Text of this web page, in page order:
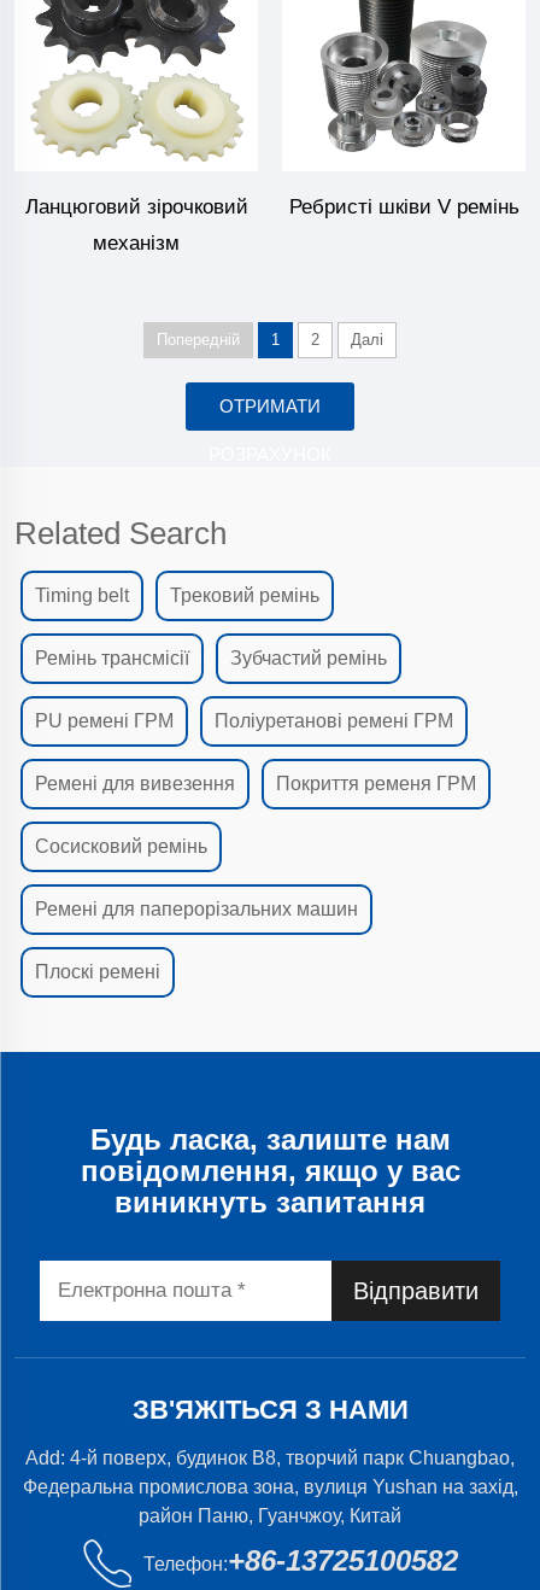
Ланцюговий зірочковий
механізм
Ребристі шківи V ремінь
Попередній 1 2 Далі
ОТРИМАТИ
Related Search
Timing belt Трековий ремінь
Ремінь трансмісії Зубчастий ремінь
PU ремені ГРМ Поліуретанові ремені ГРМ
Ремені для вивезення Покриття ременя ГРМ
Сосисковий ремінь
Ремені для паперорізальних машин
Плоскі ремені
Будь ласка, залиште нам
повідомлення, якщо у вас
виникнуть запитання
Відправити
ЗВ'ЯЖІТЬСЯ З НАМИ
Add: 4-й поверх, будинок B8, творчий парк Chuangbao,
Федеральна промислова зона, вулиця Yushan на захід,
район Паню, Гуанчжоу, Китай
Телефон:+86-13725100582